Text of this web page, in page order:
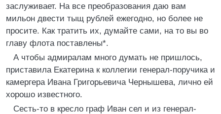
заслуживает. На все преобразования даю вам
мильон двести тыщ рублей ежегодно, но более не
просите. Как тратить их, думайте сами, на то вы во
главу флота поставлены*.
А чтобы адмиралам много думать не пришлось,
приставила Екатерина к коллегии генерал-поручика и
камергера Ивана Григорьевича Чернышева, лично ей
хорошо известного.
Сесть-то в кресло граф Иван сел и из генерал-